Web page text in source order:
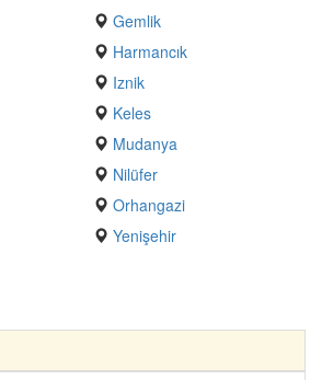
Gemlik
Harmancık
Iznik
Keles
Mudanya
Nilüfer
Orhangazi
Yenişehir